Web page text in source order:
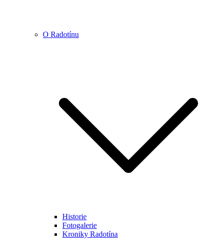
O Radotínu
Historie
Fotogalerie
Kroniky Radotína